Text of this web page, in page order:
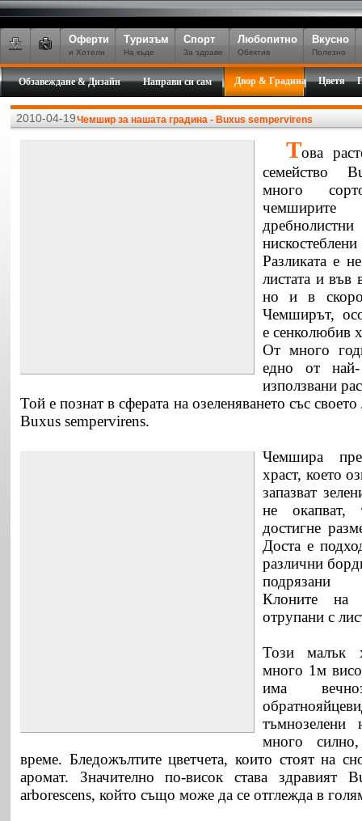
Оферти
и Хотели
Туризъм
На къде
Спорт
За здраве
Любопитно
Обектив
Вкусно
Полезно
Обзавеждане & Дизайн Направи си сам Двор & Градина Цветя
2010-04-19Чемшир за нашата градина - Buxus sempervirens
Това
семейство
много
Разликата е
листата и във
но и в
Чемширът,
е сенколюбив
От много
едно от
използвани
Той е познат в сферата на озеленяването със
Buxus sempervirens.
Чемшира
храст, което
запазват
не
достигне
Доста е
различни
подрязани
Клоните на
отрупани с
Този малък
много 1м
има
много
време. Бледожълтите цветчета, които стоят на
аромат. Значително по-висок става здравият
arborescens, който също може да се отглежда в